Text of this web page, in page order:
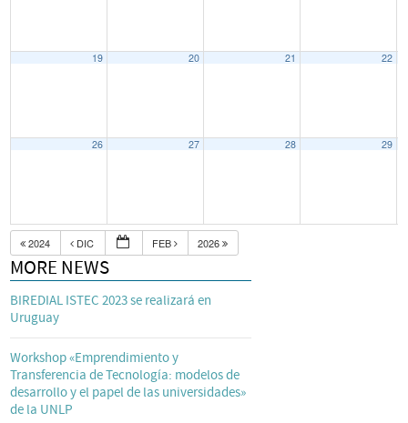
19 20 21 22
26 27 28 29
2024 DIC FEB 2026
MORE NEWS
BIREDIAL ISTEC 2023 se realizará en
Uruguay
Workshop «Emprendimiento y
Transferencia de Tecnología: modelos de
desarrollo y el papel de las universidades»
de la UNLP